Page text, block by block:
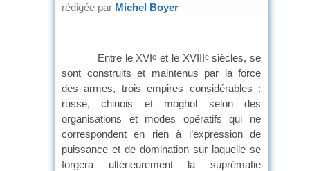
rédigée par Michel Boyer
Entre le XVIe et le XVIIIesiècles, se
sont construits et maintenus par la force
des armes, trois empires considérables :
russe, chinois et moghol selon des
organisations et modes opératifs qui ne
correspondent en rien à l’expression de
puissance et de domination sur laquelle se
forgera ultérieurement la suprématie